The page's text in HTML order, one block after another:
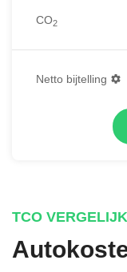
CO2
Netto bijtelling
TCO